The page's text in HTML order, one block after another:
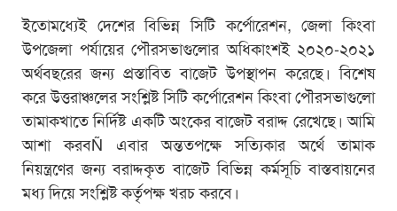
ইতোমধ্যেই দেশের বিভিন্ন সিটি কর্পোরেশন, জেলা কিংবা
উপজেলা পর্যায়ের পৌরসভাগুলোর অধিকাংশই ২০২০-২০২১
অর্থবছরের জন্য প্রস্তাবিত বাজেট উপস্থাপন করেছে। বিশেষ
করে উত্তরাঞ্চলের সংশ্লিষ্ট সিটি কর্পোরেশন কিংবা পৌরসভাগুলো
তামাকখাতে নির্দিষ্ট একটি অংকের বাজেট বরাদ্দ রেখেছে। আমি
আশা করবÑ এবার অন্ততপক্ষে সত্যিকার অর্থে তামাক
নিয়ন্ত্রণের জন্য বরাদ্দকৃত বাজেট বিভিন্ন কর্মসূচি বাস্তবায়নের
মধ্য দিয়ে সংশ্লিষ্ট কর্তৃপক্ষ খরচ করবে।